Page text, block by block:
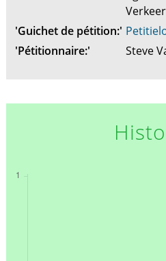
Verkeer
'Guichet de pétition:'
'Pétitionnaire:'
Steve